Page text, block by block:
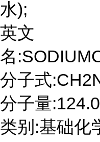
水);
英文
名
分子式
分子量
类别:基础化